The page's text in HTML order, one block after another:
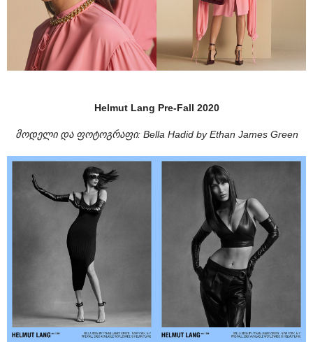
Helmut Lang Pre-Fall 2020
მოდელი და ფოტოგრაფი: Bella Hadid by Ethan James Green